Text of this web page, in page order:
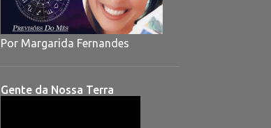
Por Margarida Fernandes
Gente da Nossa Terra